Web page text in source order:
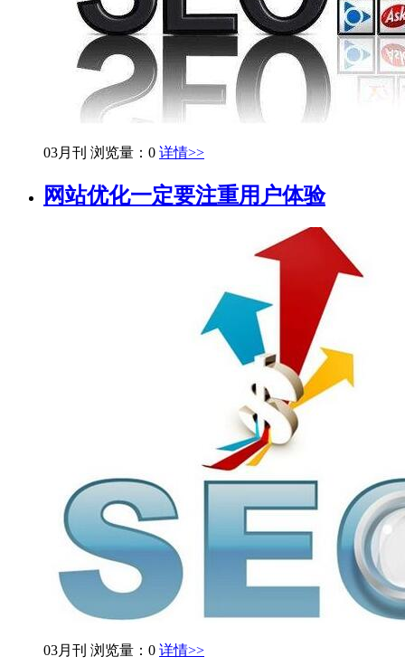
03月刊 浏览量：0 详情>>
网站优化一定要注重用户体验
03月刊 浏览量：0 详情>>